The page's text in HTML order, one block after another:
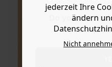
Do you want to
jederzeit Ihre
ändern
Nicht